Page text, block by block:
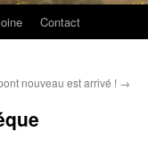
Contact
nouveau est arrivé ! →